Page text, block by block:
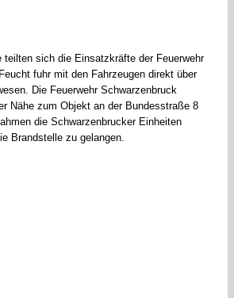
sich die Einsatzkräfte der Feuerwehr
fuhr mit den Fahrzeugen direkt über
Die Feuerwehr Schwarzenbruck
Nähe zum Objekt an der Bundesstraße 8
die Schwarzenbrucker Einheiten
Brandstelle zu gelangen.